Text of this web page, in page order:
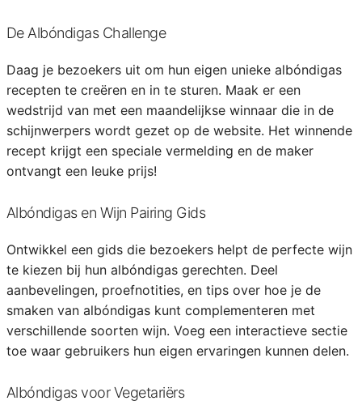
De Albóndigas Challenge
Daag je bezoekers uit om hun eigen unieke albóndigas
recepten te creëren en in te sturen. Maak er een
wedstrijd van met een maandelijkse winnaar die in de
schijnwerpers wordt gezet op de website. Het winnende
recept krijgt een speciale vermelding en de maker
ontvangt een leuke prijs!
Albóndigas en Wijn Pairing Gids
Ontwikkel een gids die bezoekers helpt de perfecte wijn
te kiezen bij hun albóndigas gerechten. Deel
aanbevelingen, proefnotities, en tips over hoe je de
smaken van albóndigas kunt complementeren met
verschillende soorten wijn. Voeg een interactieve sectie
toe waar gebruikers hun eigen ervaringen kunnen delen.
Albóndigas voor Vegetariërs